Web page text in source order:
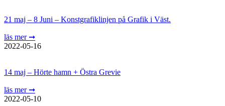
21 maj – 8 Juni – Konstgrafiklinjen på Grafik i Väst.
läs mer ➞
2022-05-16
14 maj – Hörte hamn + Östra Grevie
läs mer ➞
2022-05-10